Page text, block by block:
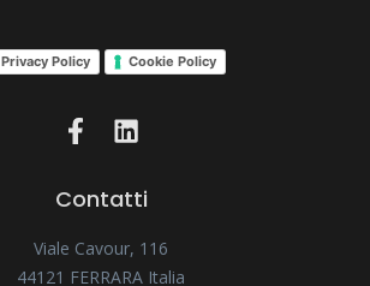
Privacy Policy Cookie Policy
Contatti
Viale Cavour, 116
44121 FERRARA Italia